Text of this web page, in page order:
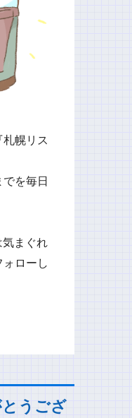
幌リス
を毎日
気まぐれ
ローし
うござ